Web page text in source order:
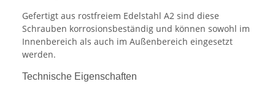
Gefertigt aus rostfreiem Edelstahl A2 sind diese
Schrauben korrosionsbeständig und können sowohl im
Innenbereich als auch im Außenbereich eingesetzt
werden.
Technische Eigenschaften